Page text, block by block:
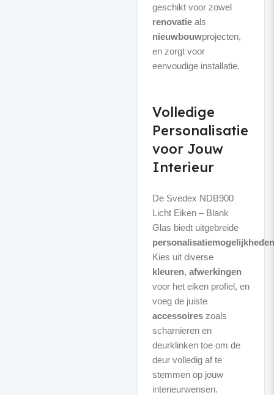
geschikt voor zowel
renovatieals
nieuwbouwprojecten,
en zorgt voor
eenvoudige installatie.
Volledige
Personalisatie
voor Jouw
Interieur
De Svedex NDB900
Licht Eiken – Blank
Glas biedt uitgebreide
personalisatiemogelijkheden
Kies uit diverse
kleuren, afwerkingen
voor het eiken profiel, en
voeg de juiste
accessoireszoals
scharnieren en
deurklinken toe om de
deur volledig af te
stemmen op jouw
interieurwensen.